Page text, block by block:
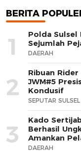
BERITA
1
Polda Sulsel
Sejumlah
DAERAH
2
Ribuan
JWM#5
Kondusif
SEPUTAR SULSEL
3
Kado
Berhasil
Amankan
DAERAH